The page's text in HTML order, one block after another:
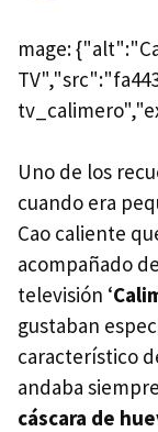
mage:
Uno de los
cuando era
Cao caliente
acompañado
televisión ‘
gustaban
característico
andaba
cáscara de